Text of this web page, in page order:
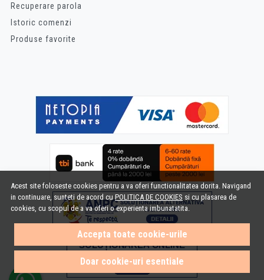
Acest site foloseste cookies pentru a va oferi functionalitatea dorita. Navigand
in continuare, sunteti de acord cuPOLITICA DE COOKIES si cu plasarea de
cookies, cu scopul de a va oferi o experienta imbunatatita.
Accepta toate cookie-urile
Doar cookie-uri esentiale
Recuperare parola
Istoric comenzi
Produse favorite